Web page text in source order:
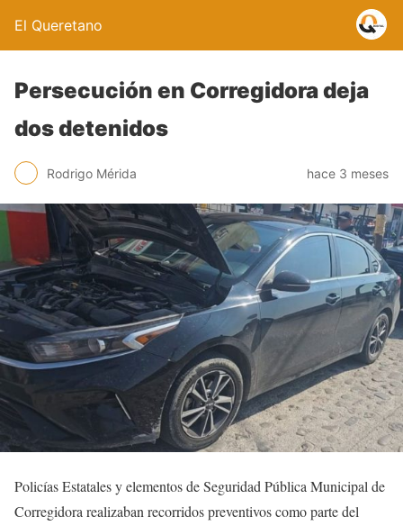
El Queretano
Persecución en Corregidora deja
dos detenidos
Rodrigo Mérida hace 3 meses
Policías Estatales y elementos de Seguridad Pública Municipal de
Corregidora realizaban recorridos preventivos como parte del